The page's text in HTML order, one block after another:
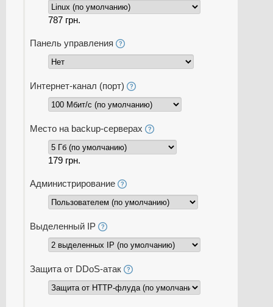
787 грн.
Панель управления
Интернет-канал (порт)
Место на backup-серверах
179 грн.
Администрирование
Выделенный IP
Защита от DDoS-атак